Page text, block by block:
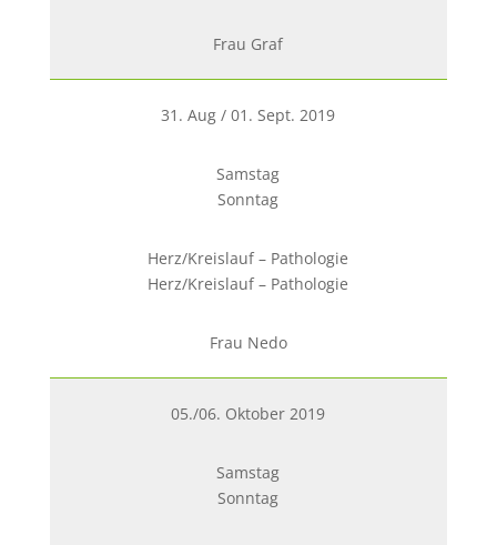
Frau Graf
31. Aug / 01. Sept. 2019
Samstag
Sonntag
Herz/Kreislauf – Pathologie
Herz/Kreislauf – Pathologie
Frau Nedo
05./06. Oktober 2019
Samstag
Sonntag